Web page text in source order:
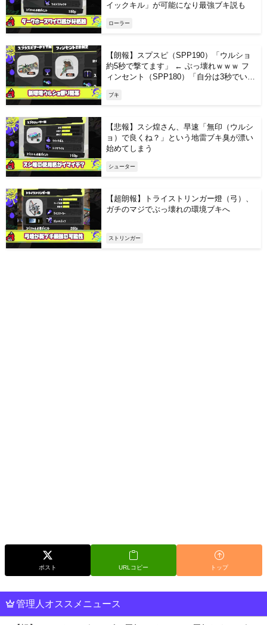
イックキル」が可能になり最強ブキ説も
ローラー
【朗報】スプスピ（SPP190）「ウルショ
約5秒で撃てます」 ← ぶっ壊れｗｗｗ フ
ィンセント（SPP180）「自分は3秒でいけ
ブキ
【悲報】スシ煌さん、早速「無印（ウルシ
ョ）で良くね？」という地雷ブキ臭が漂い
始めてしまう
シューター
【超朗報】トライストリンガー燈（弓）、
ガチのマジでぶっ壊れの環境ブキへ
ストリンガー
ポスト URLコピー トップ
管理人オススメニュース